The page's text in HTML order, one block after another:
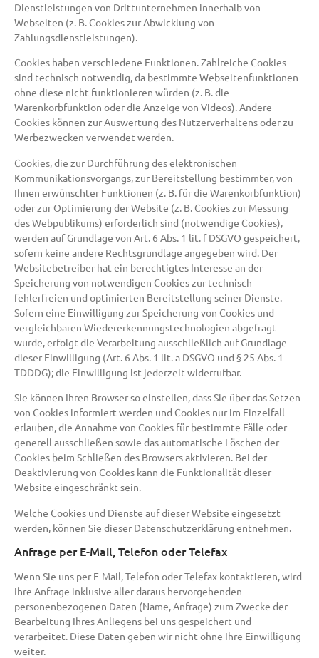
Dienstleistungen von Drittunternehmen innerhalb von
Webseiten (z. B. Cookies zur Abwicklung von
Zahlungsdienstleistungen).
Cookies haben verschiedene Funktionen. Zahlreiche Cookies
sind technisch notwendig, da bestimmte Webseitenfunktionen
ohne diese nicht funktionieren würden (z. B. die
Warenkorbfunktion oder die Anzeige von Videos). Andere
Cookies können zur Auswertung des Nutzerverhaltens oder zu
Werbezwecken verwendet werden.
Cookies, die zur Durchführung des elektronischen
Kommunikationsvorgangs, zur Bereitstellung bestimmter, von
Ihnen erwünschter Funktionen (z. B. für die Warenkorbfunktion)
oder zur Optimierung der Website (z. B. Cookies zur Messung
des Webpublikums) erforderlich sind (notwendige Cookies),
werden auf Grundlage von Art. 6 Abs. 1 lit. f DSGVO gespeichert,
sofern keine andere Rechtsgrundlage angegeben wird. Der
Websitebetreiber hat ein berechtigtes Interesse an der
Speicherung von notwendigen Cookies zur technisch
fehlerfreien und optimierten Bereitstellung seiner Dienste.
Sofern eine Einwilligung zur Speicherung von Cookies und
vergleichbaren Wiedererkennungstechnologien abgefragt
wurde, erfolgt die Verarbeitung ausschließlich auf Grundlage
dieser Einwilligung (Art. 6 Abs. 1 lit. a DSGVO und § 25 Abs. 1
TDDDG); die Einwilligung ist jederzeit widerrufbar.
Sie können Ihren Browser so einstellen, dass Sie über das Setzen
von Cookies informiert werden und Cookies nur im Einzelfall
erlauben, die Annahme von Cookies für bestimmte Fälle oder
generell ausschließen sowie das automatische Löschen der
Cookies beim Schließen des Browsers aktivieren. Bei der
Deaktivierung von Cookies kann die Funktionalität dieser
Website eingeschränkt sein.
Welche Cookies und Dienste auf dieser Website eingesetzt
werden, können Sie dieser Datenschutzerklärung entnehmen.
Anfrage per E-Mail, Telefon oder Telefax
Wenn Sie uns per E-Mail, Telefon oder Telefax kontaktieren, wird
Ihre Anfrage inklusive aller daraus hervorgehenden
personenbezogenen Daten (Name, Anfrage) zum Zwecke der
Bearbeitung Ihres Anliegens bei uns gespeichert und
verarbeitet. Diese Daten geben wir nicht ohne Ihre Einwilligung
weiter.